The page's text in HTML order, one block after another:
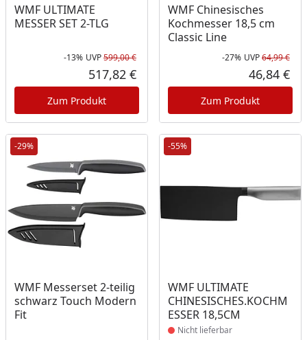
WMF ULTIMATE
MESSER SET 2-TLG
Rabatt in Prozent
-13%
Ursprünglicher Preis
UVP599,00 €
Aktueller Preis
517,82 €
Zum Produkt
WMF Chinesisches
Kochmesser 18,5 cm
Classic Line
-27% UVP64,99 €
46,84 €
Zum Produkt
-29%
WMF Messerset 2-teilig
schwarz Touch Modern
Fit
-55%
WMF ULTIMATE
CHINESISCHES.KOCHM
ESSER 18,5CM
Produkt nicht lieferbar
Nicht lieferbar